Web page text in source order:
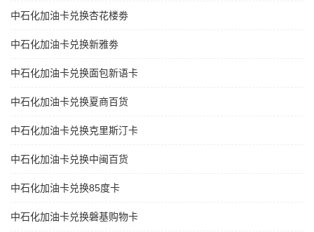
中石化加油卡兑换杏花楼劵
中石化加油卡兑换新雅劵
中石化加油卡兑换面包新语卡
中石化加油卡兑换夏商百货
中石化加油卡兑换克里斯汀卡
中石化加油卡兑换中闽百货
中石化加油卡兑换85度卡
中石化加油卡兑换磐基购物卡